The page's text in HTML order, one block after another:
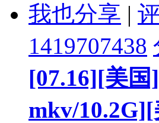
我也分享 |
1419707438
[07.16][美
mkv/